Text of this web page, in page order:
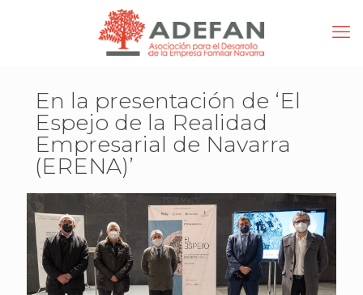
En la presentación de ‘El
Espejo de la Realidad
Empresarial de Navarra
(ERENA)’